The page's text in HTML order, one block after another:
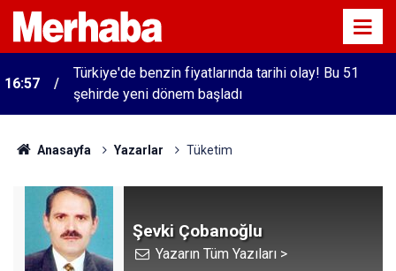
16:57
Türkiye'de benzin fiyatlarında tarihi olay! Bu 51
şehirde yeni dönem başladı
Anasayfa Yazarlar Tüketim
Şevki Çobanoğlu
Yazarın Tüm Yazıları >